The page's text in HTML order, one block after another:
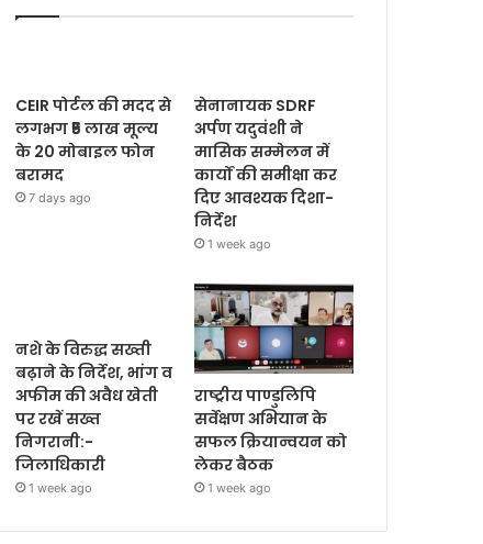
CEIR पोर्टल की मदद से
लगभग ₹5 लाख मूल्य
के 20 मोबाइल फोन
बरामद
7 days ago
सेनानायक SDRF
अर्पण यदुवंशी ने
मासिक सम्मेलन में
कार्यों की समीक्षा कर
दिए आवश्यक दिशा-
निर्देश
1 week ago
नशे के विरुद्ध सख्ती
बढ़ाने के निर्देश, भांग व
अफीम की अवैध खेती
पर रखें सख्त
निगरानी:-
जिलाधिकारी
1 week ago
राष्ट्रीय पाण्डुलिपि
सर्वेक्षण अभियान के
सफल क्रियान्वयन को
लेकर बैठक
1 week ago